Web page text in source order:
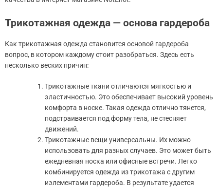
Трикотажная одежда — основа гардероба
Как трикотажная одежда становится основой гардероба
вопрос, в котором каждому стоит разобраться. Здесь есть
несколько веских причин:
Трикотажные ткани отличаются мягкостью и
эластичностью. Это обеспечивает высокий уровень
комфорта в носке. Такая одежда отлично тянется,
подстраивается под форму тела, не стесняет
движений.
Трикотажные вещи универсальны. Их можно
использовать для разных случаев. Это может быть
ежедневная носка или офисные встречи. Легко
комбинируется одежда из трикотажа с другим
иэлементами гардероба. В результате удается